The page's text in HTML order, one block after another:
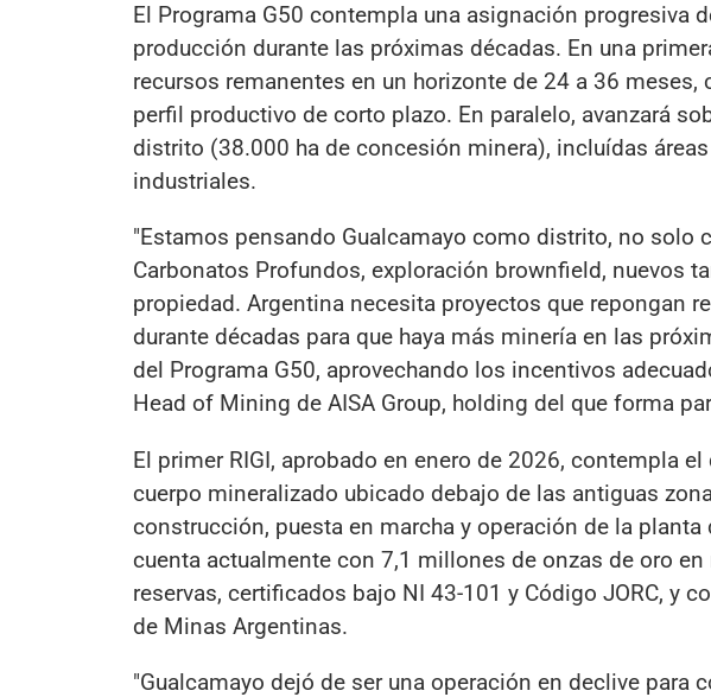
El Programa G50 contempla una asignación progresiva
producción durante las próximas décadas. En una
recursos remanentes en un horizonte de 24 a 36
perfil productivo de corto plazo. En paralelo, avanzará
distrito (38.000 ha de concesión minera), incluídas
industriales.
"Estamos pensando Gualcamayo como distrito, no solo
Carbonatos Profundos, exploración brownfield, nuevos
propiedad. Argentina necesita proyectos que repongan
durante décadas para que haya más minería en las
del Programa G50, aprovechando los incentivos
Head of Mining de AISA Group, holding del que forma
El primer RIGI, aprobado en enero de 2026, contempla
cuerpo mineralizado ubicado debajo de las antiguas
construcción, puesta en marcha y operación de la
cuenta actualmente con 7,1 millones de onzas de oro
reservas, certificados bajo NI 43-101 y Código JORC, y
de Minas Argentinas.
"Gualcamayo dejó de ser una operación en declive